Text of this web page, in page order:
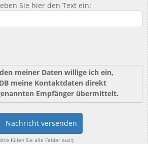
Sie hier den Text ein:
meiner Daten willige ich ein,
meine Kontaktdaten direkt
Empfänger übermittelt.
versenden
füllen Sie alle Felder aus!)